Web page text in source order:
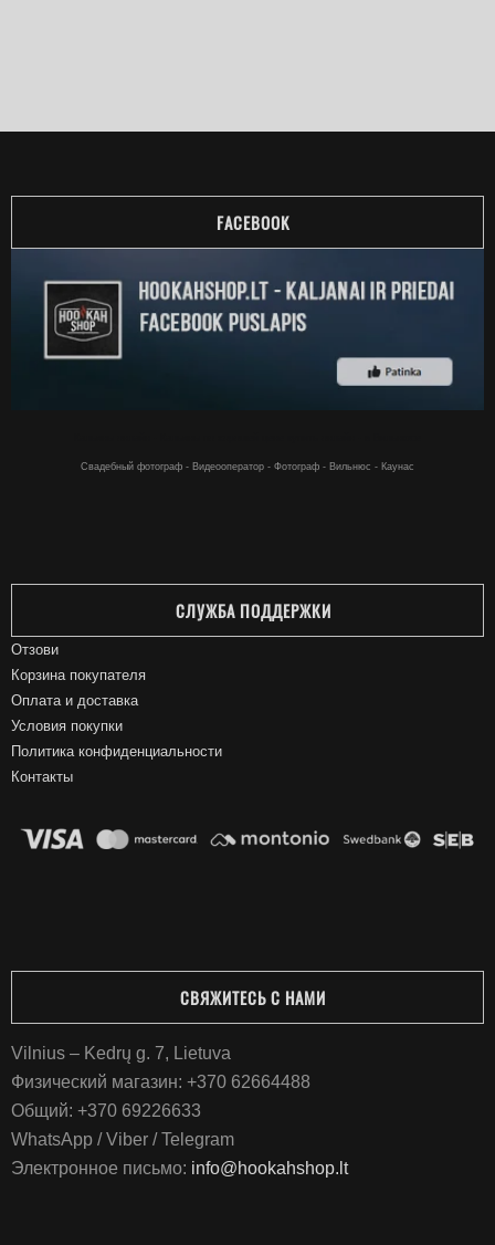
FACEBOOK
Свадебный фотограф - Видеооператор - Фотограф - Вильнюс - Каунас
СЛУЖБА ПОДДЕРЖКИ
Отзови
Корзина покупателя
Оплата и доставка
Условия покупки
Политика конфиденциальности
Контакты
СВЯЖИТЕСЬ С НАМИ
Vilnius – Kedrų g. 7, Lietuva
Физический магазин: +370 62664488
Общий: +370 69226633
WhatsApp / Viber / Telegram
Электронное письмо: info@hookahshop.lt